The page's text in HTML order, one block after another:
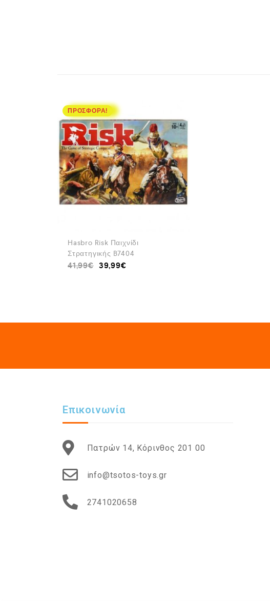
ΠΡΟΣΦΟΡΆ!
Hasbro Risk Παιχνίδι
Στρατηγικής B7404
41,99€ 39,99€
Επικοινωνία
Πατρών 14, Κόρινθος 201 00
info@tsotos-toys.gr
2741020658